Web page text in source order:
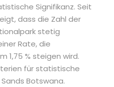
Signifikanz. Seit
dass die Zahl der
stetig
Rate, die
1,75 % steigen wird.
für statistische
Botswana.